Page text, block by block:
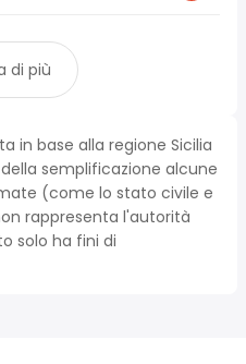
di più
in base alla regione Sicilia
semplificazione alcune
(come lo stato civile e
rappresenta l'autorità
solo ha fini di